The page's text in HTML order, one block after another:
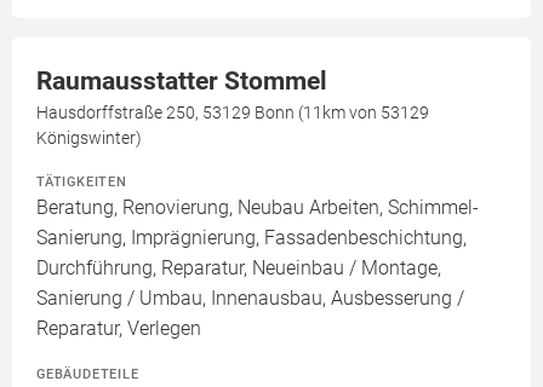
Raumausstatter Stommel
Hausdorffstraße 250, 53129 Bonn (11km von 53129
Königswinter)
TÄTIGKEITEN
Beratung, Renovierung, Neubau Arbeiten, Schimmel-
Sanierung, Imprägnierung, Fassadenbeschichtung,
Durchführung, Reparatur, Neueinbau / Montage,
Sanierung / Umbau, Innenausbau, Ausbesserung /
Reparatur, Verlegen
GEBÄUDETEILE